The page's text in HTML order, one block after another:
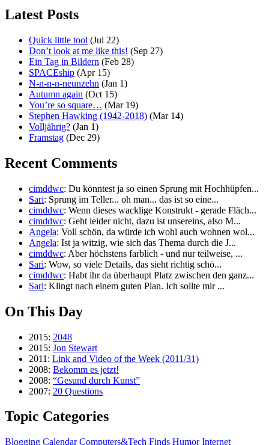
Latest Posts
Quick little tool (Jul 22)
Don’t look at me like this! (Sep 27)
Ein Tag in Bildern (Feb 28)
SPACEship (Apr 15)
N-n-n-n-neunzehn (Jan 1)
Autumn again (Oct 15)
You’re so square… (Mar 19)
Stephen Hawking (1942-2018) (Mar 14)
Volljährig? (Jan 1)
Framstag (Dec 29)
Recent Comments
cimddwc: Du könntest ja so einen Sprung mit Hochhüpfen...
Sari: Sprung im Teller... oh man... das ist so eine...
cimddwc: Wenn dieses wacklige Konstrukt - gerade Fläch...
cimddwc: Geht leider nicht, dazu ist unsereins, also M...
Angela: Voll schön, da würde ich wohl auch wohnen wol...
Angela: Ist ja witzig, wie sich das Thema durch die J...
cimddwc: Aber höchstens farblich - und nur teilweise, ...
Sari: Wow, so viele Details, das sieht richtig schö...
cimddwc: Habt ihr da überhaupt Platz zwischen den ganz...
Sari: Klingt nach einem guten Plan. Ich sollte mir ...
On This Day
2015: 2048
2015: Jon Stewart
2011: Link and Video of the Week (2011/31)
2008: Bekomm es jetzt!
2008: “Gesund durch Kunst”
2007: 20 Questions
Topic Categories
Blogging Calendar Computers&Tech Finds Humor Internet